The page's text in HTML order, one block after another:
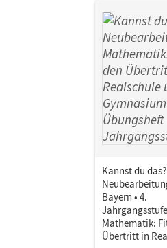
Kannst du
Bayern • 4.
Jahrgangsstufe
Mathematik:
Übertritt in